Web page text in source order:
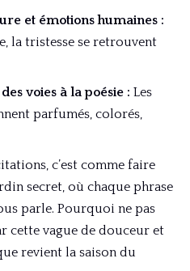
et émotions humaines :
la tristesse se retrouvent
voies à la poésie : Les
parfumés, colorés,
c’est comme faire
secret, où chaque phrase
parle. Pourquoi ne pas
cette vague de douceur et
revient la saison du